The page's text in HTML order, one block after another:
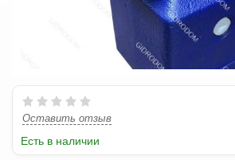
Оставить отзыв
Есть в наличии